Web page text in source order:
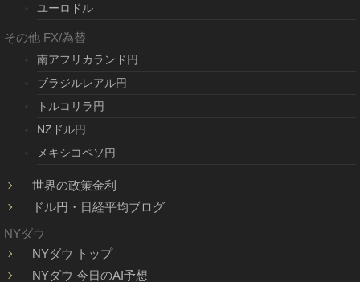
ユーロドル
その他 FX/為替
南アフリカランド円
ブラジルレアル円
トルコリラ円
NZドル円
メキシコペソ円
世界の政策金利
ドル円・日経平均ブログ
NYダウ
NYダウ トップ
NYダウ 今日のAI予想